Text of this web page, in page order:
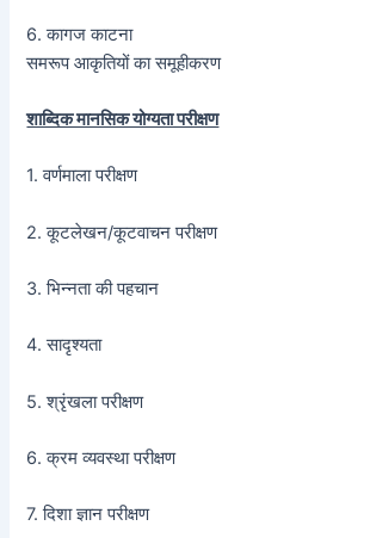
6. कागज
समरूप आकृतियों का समूहीकरण
शाब्दिक मानसिक योग्यता परीक्षण
1. वर्णमाला परीक्षण
2. कूटलेखन/कूटवाचन परीक्षण
3. भिन्नता की पहचान
4. सादृश्यता
5. श्रृंखला परीक्षण
6. क्रम व्यवस्था परीक्षण
7. दिशा ज्ञान परीक्षण